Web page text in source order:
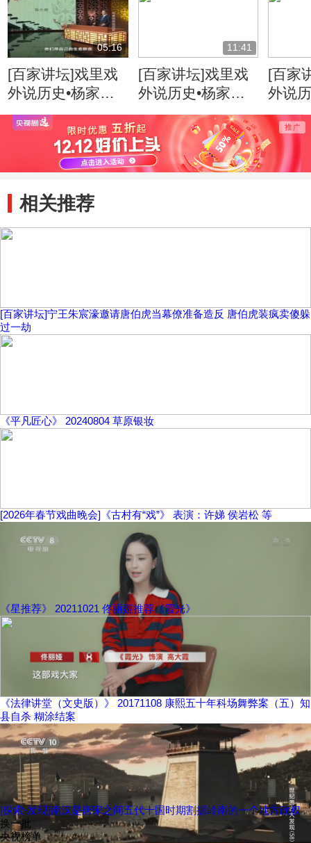
05:16
[百家讲坛]戏里戏
外说历史•杨家将
六郎的儿子都有谁
11:41
[百家讲坛]戏里戏
外说历史•杨家将
六郎与寇准的交情
[百家
外说
名将
相关推荐
[百家讲坛]宁王朱宸濠邀请唐伯虎当幕僚准备造反 唐伯虎装疯卖傻躲
过一劫
《平凡匠心》 20240804 草原银妆
[2026年春节戏曲晚会]《古村有“戏”》 表演：许娣 侯岩松 等
《星推荐》 20211021 佟丽娅推荐《霞光》
《法律讲堂（文史版）》 20171108 康熙五十年科场舞弊案（五）知
县自杀 糊涂结案
[探索·发现]南汉是唐宋之间五代十国时期割据岭南的一个地方政权
换一批
央视榜单